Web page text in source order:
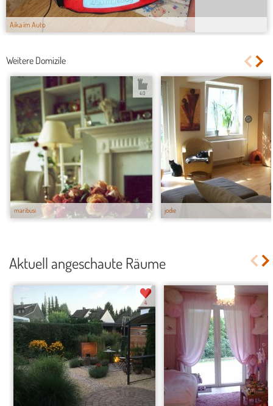
Aika im Auto
Weitere Domizile
maribusi
4.0
jodie
Aktuell angeschaute Räume
4